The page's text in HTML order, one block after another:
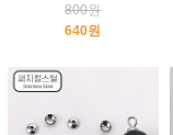
800원
640원